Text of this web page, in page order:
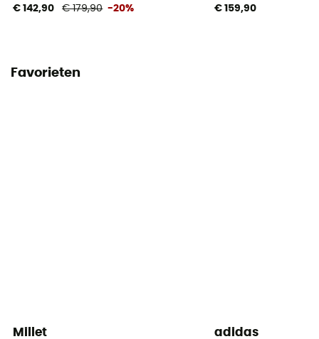
€ 142,90 € 179,90 -20% € 159,90
Favorieten
Millet adidas